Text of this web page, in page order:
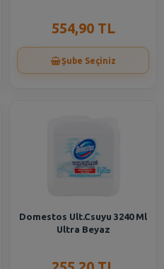
554,90 TL
Şube Seçiniz
Domestos Ult.Csuyu 3240 Ml
Ultra Beyaz